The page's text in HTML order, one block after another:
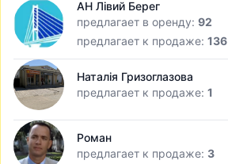
АН Лівий Берег
предлагает в оренду: 92
предлагает к продаже: 136
Наталія Гризоглазова
предлагает к продаже: 1
Роман
предлагает к продаже: 3